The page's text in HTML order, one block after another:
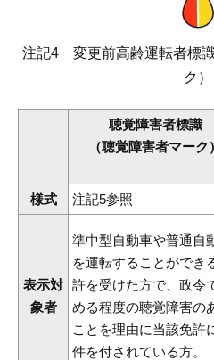
注記4 変更前高齢運転者標
ク）
聴覚障害者標識
（聴覚障害者マーク）
様式
注記5参照
表示対
象者
準中型自動車や普通自
を運転することができ
許を受けた方で、政令
める程度の聴覚障害の
ことを理由に当該免許
件を付されている方。